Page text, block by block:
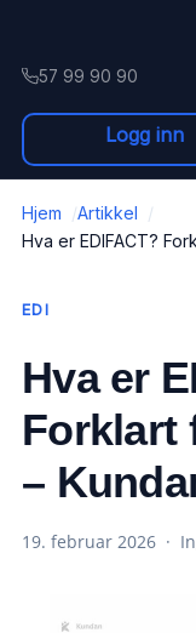
57 99 90 90
Logg inn
Hjem
Artikkel
Hva er EDIFACT?
EDI
Hva er
Forklart
–
19. februar 2026 ·